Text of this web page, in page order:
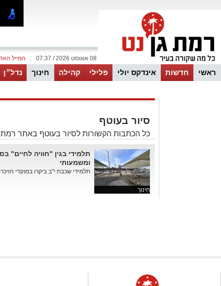
המייל 08 אוגוסט 2026 / 07:37
ראשי חדשות אינדקס יולי פלילי קהילה חינוך
נדל״ן
סיור בעוטף
כל הכתבות הקשורות לסיור בעוטף באתר רמת
חינוך
תלמידי בגין "חוויה לחיים"
ומשמעותי
תלמידי שכבת י"ב ביקרו במוקדי